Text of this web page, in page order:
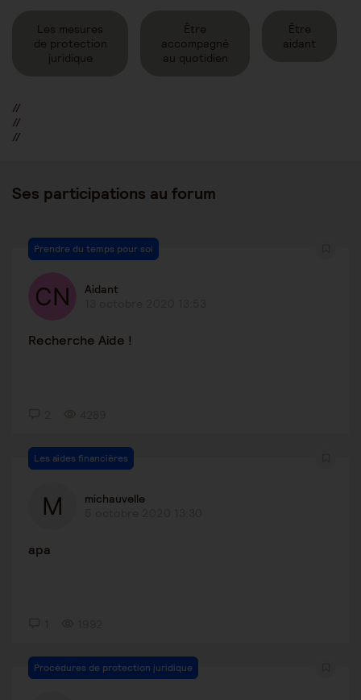
Les mesures
de protection
juridique
Être
accompagné
au quotidien
Être
aidant
//
//
//
Ses participations au forum
Prendre du temps pour soi
Aidant
Recherche Aide !
Les aides financières
michauvelle
apa
Procédures de protection juridique